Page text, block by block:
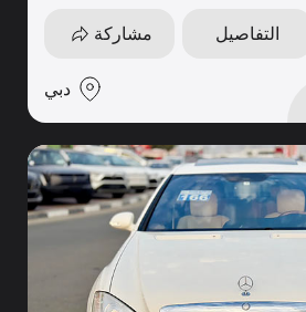
التفاصيل مشاركة
دبي